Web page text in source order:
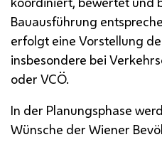
Bauausführung
erfolgt eine Vorstellung
insbesondere bei
oder VCÖ.
In der Planungsphase
Wünsche der Wiener